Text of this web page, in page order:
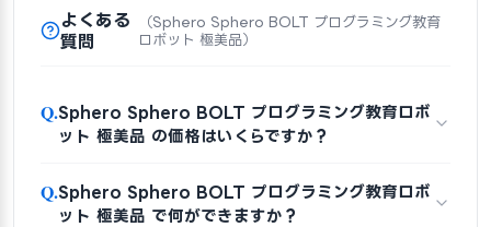
よくある
質問
（Sphero Sphero BOLT プログラミング教育
ロボット 極美品）
Q.Sphero Sphero BOLT プログラミング教育ロボ
ット 極美品 の価格はいくらですか？
Q.Sphero Sphero BOLT プログラミング教育ロボ
ット 極美品 で何ができますか？